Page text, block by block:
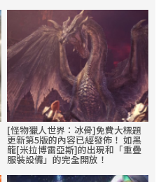
[怪物獵人世界：冰骨]免費大標題
更新第5版的內容已經發佈！ 如黑
龍[米拉博雷亞斯]的出現和「重疊
服裝設備」的完全開放！